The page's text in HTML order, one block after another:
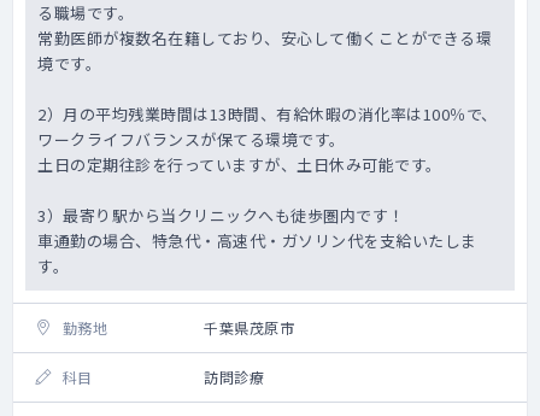
る職場です。
常勤医師が複数名在籍しており、安心して働くことができる環
境です。
2）月の平均残業時間は13時間、有給休暇の消化率は100％で、
ワークライフバランスが保てる環境です。
土日の定期往診を行っていますが、土日休み可能です。
3）最寄り駅から当クリニックへも徒歩圏内です！
車通勤の場合、特急代・高速代・ガソリン代を支給いたしま
す。
勤務地 千葉県茂原市
科目 訪問診療